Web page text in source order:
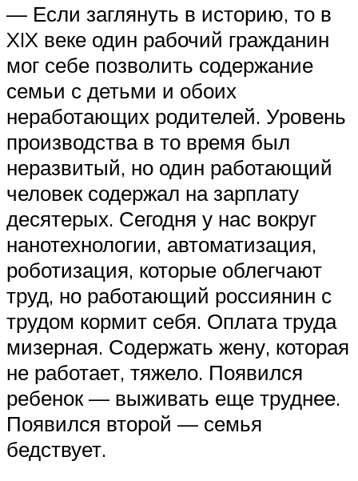
— Если заглянуть в историю, то в
XIX веке один рабочий гражданин
мог себе позволить содержание
семьи с детьми и обоих
неработающих родителей. Уровень
производства в то время был
неразвитый, но один работающий
человек содержал на зарплату
десятерых. Сегодня у нас вокруг
нанотехнологии, автоматизация,
роботизация, которые облегчают
труд, но работающий россиянин с
трудом кормит себя. Оплата труда
мизерная. Содержать жену, которая
не работает, тяжело. Появился
ребенок — выживать еще труднее.
Появился второй — семья
бедствует.